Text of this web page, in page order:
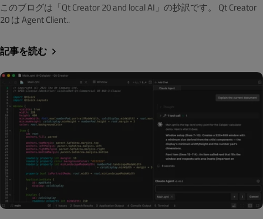
このブログは「Qt Creator 20 and local AI」の抄訳です。 Qt Creator
20 は Agent Client..
記事を読む